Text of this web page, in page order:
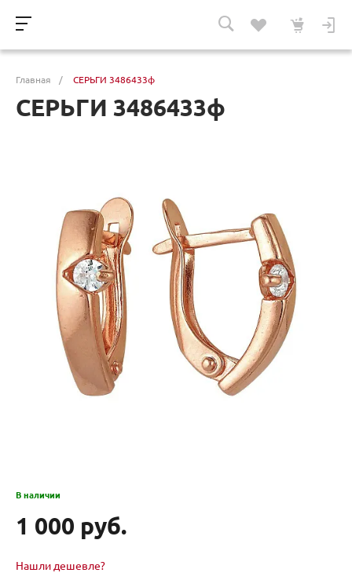
Главная / СЕРЬГИ 3486433ф
СЕРЬГИ 3486433ф
В наличии
1 000 руб.
Нашли дешевле?